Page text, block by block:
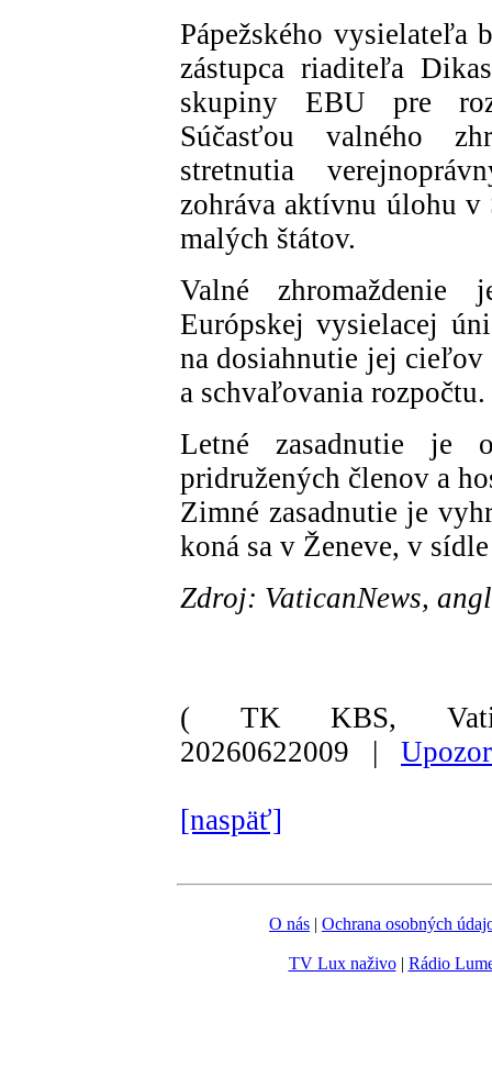
Pápežského vysielateľa
zástupca riaditeľa
skupiny EBU pre
Súčasťou valného
stretnutia
zohráva aktívnu úlohu v
malých štátov.
Valné zhromaždenie
Európskej vysielacej
na dosiahnutie jej cieľov
a schvaľovania
Letné zasadnutie je
pridružených členov a
Zimné zasadnutie je
koná sa v Ženeve, v
Zdroj: VaticanNews,
( TK KBS,
20260622009 |
[naspäť]
O nás | Ochrana osobných
TV Lux naživo| Rádio